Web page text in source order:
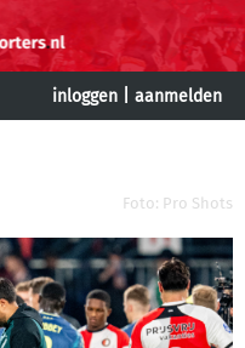
inloggen aanmelden
Foto: Pro Shots